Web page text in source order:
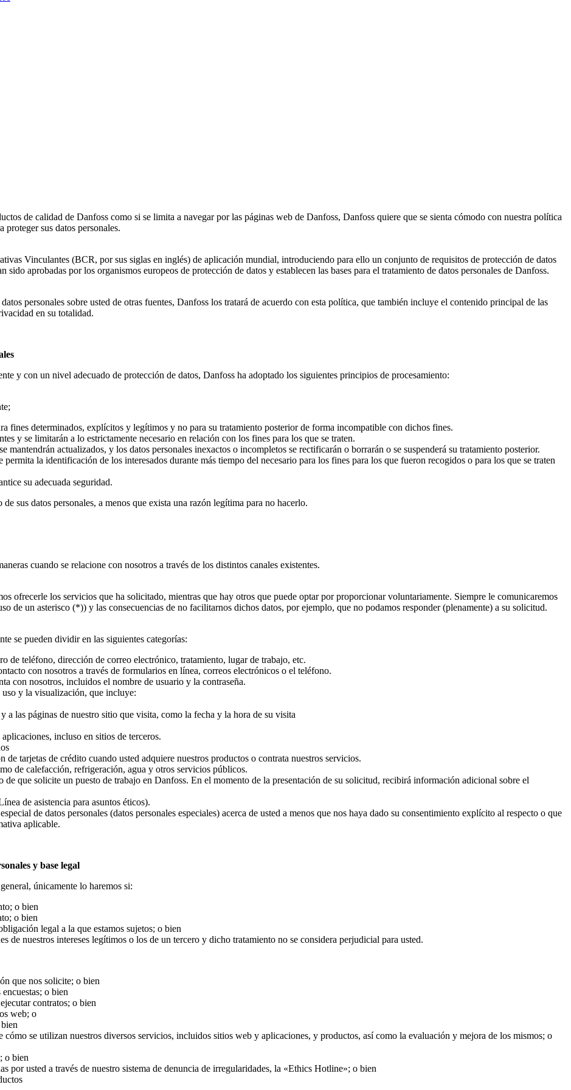
de calidad de Danfoss como si se limita a navegar por las páginas web de Danfoss, Danfoss quiere que se sienta cómodo con nuestra política
sus datos personales.
Vinculantes (BCR, por sus siglas en inglés) de aplicación mundial, introduciendo para ello un conjunto de requisitos de protección de datos
aprobadas por los organismos europeos de protección de datos y establecen las bases para el tratamiento de datos personales de Danfoss.
personales sobre usted de otras fuentes, Danfoss los tratará de acuerdo con esta política, que también incluye el contenido principal de las
en su totalidad.
y con un nivel adecuado de protección de datos, Danfoss ha adoptado los siguientes principios de procesamiento:
fines determinados, explícitos y legítimos y no para su tratamiento posterior de forma incompatible con dichos fines.
y se limitarán a lo estrictamente necesario en relación con los fines para los que se traten.
mantendrán actualizados, y los datos personales inexactos o incompletos se rectificarán o borrarán o se suspenderá su tratamiento posterior.
la identificación de los interesados durante más tiempo del necesario para los fines para los que fueron recogidos o para los que se traten
su adecuada seguridad.
sus datos personales, a menos que exista una razón legítima para no hacerlo.
cuando se relacione con nosotros a través de los distintos canales existentes.
ofrecerle los servicios que ha solicitado, mientras que hay otros que puede optar por proporcionar voluntariamente. Siempre le comunicaremos
de un asterisco (*)) y las consecuencias de no facilitarnos dichos datos, por ejemplo, que no podamos responder (plenamente) a su solicitud.
se pueden dividir en las siguientes categorías:
de teléfono, dirección de correo electrónico, tratamiento, lugar de trabajo, etc.
con nosotros a través de formularios en línea, correos electrónicos o el teléfono.
con nosotros, incluidos el nombre de usuario y la contraseña.
y la visualización, que incluye:
a las páginas de nuestro sitio que visita, como la fecha y la hora de su visita
incluso en sitios de terceros.
tarjetas de crédito cuando usted adquiere nuestros productos o contrata nuestros servicios.
de calefacción, refrigeración, agua y otros servicios públicos.
que solicite un puesto de trabajo en Danfoss. En el momento de la presentación de su solicitud, recibirá información adicional sobre el
de asistencia para asuntos éticos).
de datos personales (datos personales especiales) acerca de usted a menos que nos haya dado su consentimiento explícito al respecto o que
aplicable.
y base legal
únicamente lo haremos si:
o bien
o bien
legal a la que estamos sujetos; o bien
de nuestros intereses legítimos o los de un tercero y dicho tratamiento no se considera perjudicial para usted.
que nos solicite; o bien
o bien
contratos; o bien
web; o
se utilizan nuestros diversos servicios, incluidos sitios web y aplicaciones, y productos, así como la evaluación y mejora de los mismos; o
o bien
por usted a través de nuestro sistema de denuncia de irregularidades, la «Ethics Hotline»; o bien